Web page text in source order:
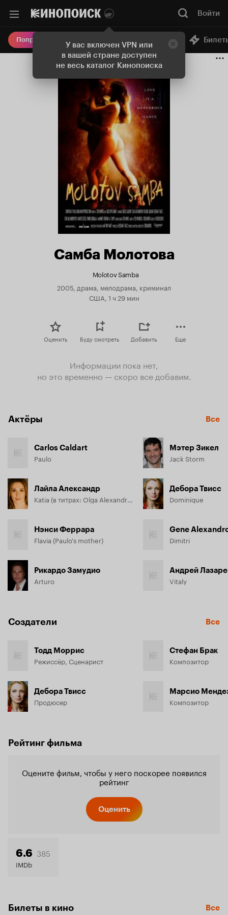
У вас включен VPN или
в вашей стране доступен
не весь каталог Кинопоиска
Войти
Попробовать Плюс Онлайн-кинотеатр
Самба Молотова
Molotov Samba
2005, драма, мелодрама, криминал
США, 1 ч 29 мин
Оценить Буду смотреть Добавить Еще
Информации пока нет,
но это временно — скоро все добавим.
Актёры Все
Carlos Caldart
Paulo
Лайла Александр
Katia (в титрах: Olga Alexandrova)
Нэнси Феррара
Flavia (Paulo's mother)
Рикардо Замудио
Arturo
Мэтер Зикел
Jack Storm
Дебора Твисс
Dominique
Gene
Dimitri
Андрей
Vitaly
Создатели Все
Тодд Моррис
Режиссёр, Сценарист
Дебора Твисс
Продюсер
Стефан Брак
Композитор
Марсио
Композитор
Рейтинг фильма
Оцените фильм, чтобы у него поскорее появился
рейтинг
Оценить
6.6 385
IMDb
Билеты в кино Все